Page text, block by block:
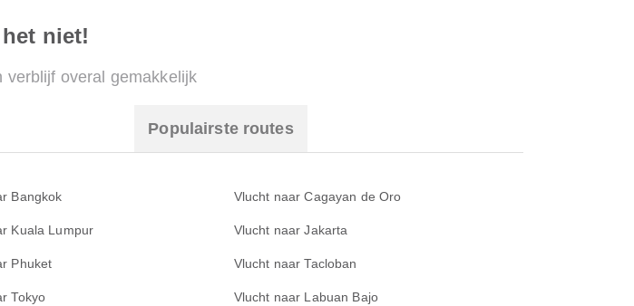
niet!
verblijf overal gemakkelijk
Populairste routes
Bangkok Vlucht naar Cagayan de Oro
Kuala Lumpur Vlucht naar Jakarta
Phuket Vlucht naar Tacloban
Tokyo Vlucht naar Labuan Bajo